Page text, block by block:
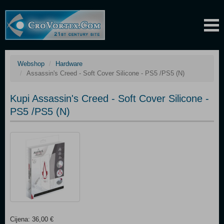
Webshop
Hardware
Assassin's Creed - Soft Cover Silicone - PS5 /PS5 (N)
Kupi Assassin's Creed - Soft Cover Silicone -
PS5 /PS5 (N)
Cijena: 36,00 €